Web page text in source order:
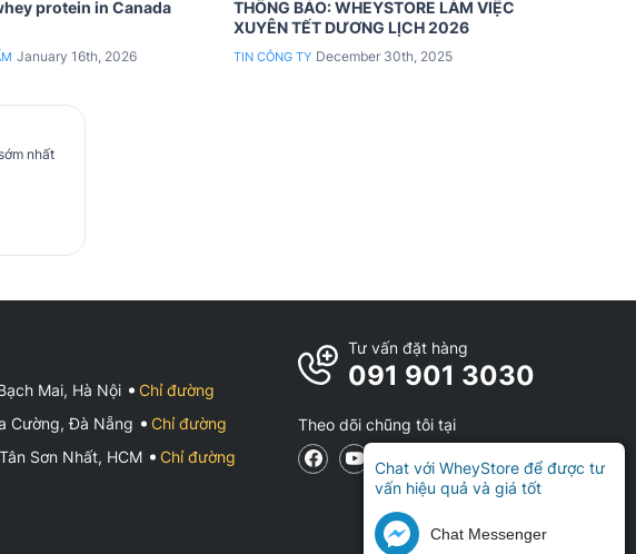
protein in Canada
January 16th, 2026
THÔNG BÁO: WHEYSTORE LÀM VIỆC
XUYÊN TẾT DƯƠNG LỊCH 2026
TIN CÔNG TY December 30th, 2025
nhất
Mai, Hà Nội
Chỉ đường
Cường, Đà Nẵng
Chỉ đường
Sơn Nhất, HCM
Chỉ đường
Tư vấn đặt hàng
091 901 3030
Theo dõi chũng tôi tại
Chat với WheyStore để được tư
vấn hiệu quả và giá tốt
Chat Messenger